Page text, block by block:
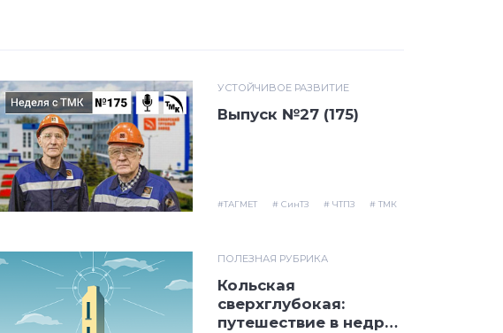
УСТОЙЧИВОЕ РАЗВИТИЕ
Выпуск №27 (175)
#ТАГМЕТ # СинТЗ # ЧТПЗ # ТМК
ПОЛЕЗНАЯ РУБРИКА
Кольская
сверхглубокая:
путешествие в недра